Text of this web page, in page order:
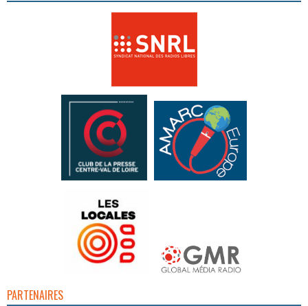
PARTENAIRES